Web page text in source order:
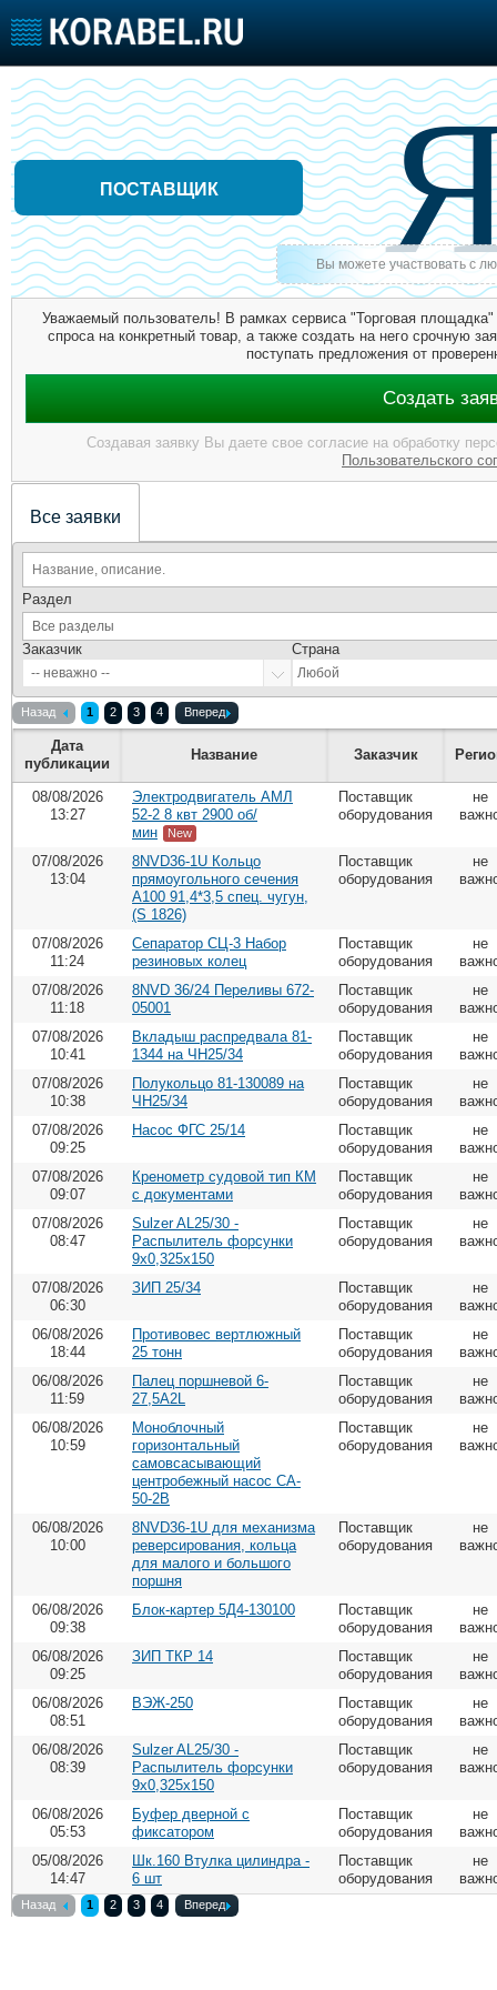
Главная
О Разделе
Тарифы
Судостроение
Пульс
Новости
Компании
Репутация
Работа
Журнал
Торговая площадка
Доска объявлений
Продажа флота
Оборудование
Изделия
Материалы
Услуги
Личности
Словарь
ПОСТАВЩИК
Вы можете участвовать с
Уважаемый пользователь! В рамках сервиса "Торговая
спроса на конкретный товар, а также создать на него срочную
поступать предложения от
Создать
Создавая заявку Вы даете свое согласие на обработку
Пользовательского
Все заявки
Раздел
Заказчик Страна
Назад 1 2 3 4 Вперед
Дата
публикации
Название Заказчик
08/08/2026
13:27
Электродвигатель АМЛ
52-2 8 квт 2900 об/
мин
New
Поставщик
оборудования
не
07/08/2026
13:04
8NVD36-1U Кольцо
прямоугольного сечения
А100 91,4*3,5 спец. чугун,
(S 1826)
Поставщик
оборудования
не
07/08/2026
11:24
Сепаратор СЦ-3 Набор
резиновых колец
Поставщик
оборудования
не
07/08/2026
11:18
8NVD 36/24 Переливы 672-
05001
Поставщик
оборудования
не
07/08/2026
10:41
Вкладыш распредвала 81-
1344 на ЧН25/34
Поставщик
оборудования
не
07/08/2026
10:38
Полукольцо 81-130089 на
ЧН25/34
Поставщик
оборудования
не
07/08/2026
09:25
Насос ФГС 25/14
Поставщик
оборудования
не
07/08/2026
09:07
Кренометр судовой тип КМ
с документами
Поставщик
оборудования
не
07/08/2026
08:47
Sulzer AL25/30 -
Распылитель форсунки
9х0,325х150
Поставщик
оборудования
не
07/08/2026
06:30
ЗИП 25/34
Поставщик
оборудования
не
06/08/2026
18:44
Противовес вертлюжный
25 тонн
Поставщик
оборудования
не
06/08/2026
11:59
Палец поршневой 6-
27,5A2L
Поставщик
оборудования
не
06/08/2026
10:59
Моноблочный
горизонтальный
самовсасывающий
центробежный насос CA-
50-2B
Поставщик
оборудования
не
06/08/2026
10:00
8NVD36-1U для механизма
реверсирования, кольца
для малого и большого
поршня
Поставщик
оборудования
не
06/08/2026
09:38
Блок-картер 5Д4-130100
Поставщик
оборудования
не
06/08/2026
09:25
ЗИП ТКР 14
Поставщик
оборудования
не
06/08/2026
08:51
ВЭЖ-250
Поставщик
оборудования
не
06/08/2026
08:39
Sulzer AL25/30 -
Распылитель форсунки
9х0,325х150
Поставщик
оборудования
не
06/08/2026
05:53
Буфер дверной с
фиксатором
Поставщик
оборудования
не
05/08/2026
14:47
Шк.160 Втулка цилиндра -
6 шт
Поставщик
оборудования
не
Назад 1 2 3 4 Вперед